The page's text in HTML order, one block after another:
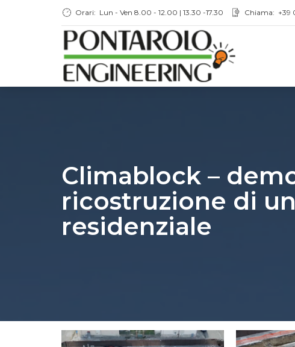
Orari: Lun - Ven 8.00 - 12.00 | 13.30 -17.30 Chiama: +39
Climablock –
ricostruzione di
residenziale